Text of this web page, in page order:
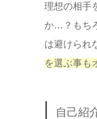
理想の相手
か…？もち
は避けられ
を選ぶ事も
自己紹